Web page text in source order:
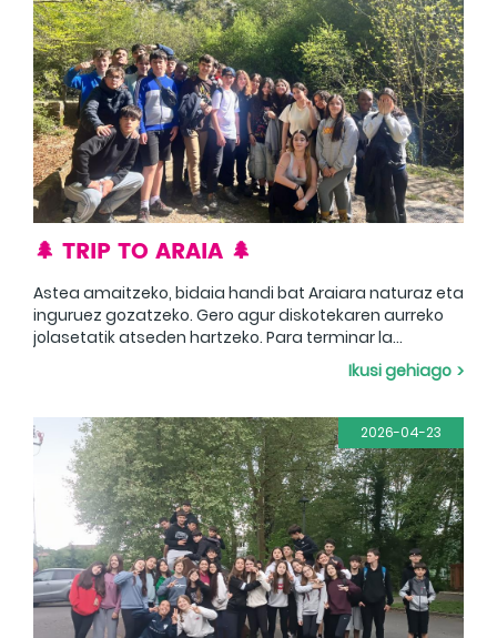
🌲 TRIP TO ARAIA 🌲
Astea amaitzeko, bidaia handi bat Araiara naturaz eta
inguruez gozatzeko. Gero agur diskotekaren aurreko
jolasetatik atseden hartzeko. Para terminar la
semana, un gran viaje a Araia para disfrutar de la
naturaleza y sus alrededores. Luego adiós para
Ikusi gehiago
2026-04-23